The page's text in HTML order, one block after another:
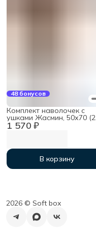
48 бонусов
1 570 ₽
Комплект наволочек с
ушками Жасмин, 50х70 (2
шт), мако-сатин
В корзину
2026 ©︎ Soft box